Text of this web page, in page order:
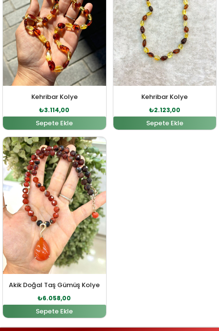
Kehribar Kolye
₺3.114,00
Sepete Ekle
Kehribar Kolye
₺2.123,00
Sepete Ekle
Akik Doğal Taş Gümüş Kolye
Orijinal fiyat: ₺6.664,00.
₺6.058,00
Şu andaki fiyat: ₺6.058,00.
Sepete Ekle